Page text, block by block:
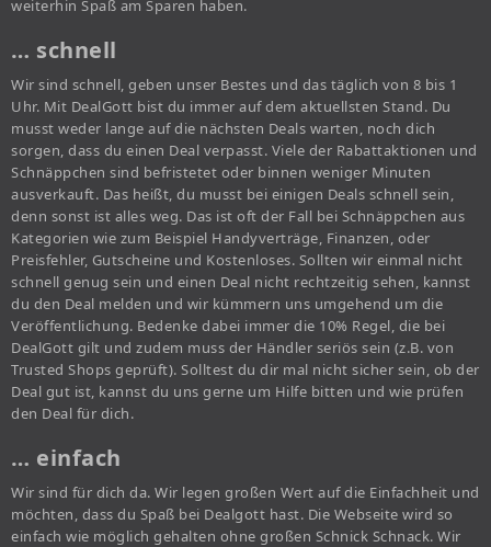
weiterhin Spaß am Sparen haben.
… schnell
Wir sind schnell, geben unser Bestes und das täglich von 8 bis 1
Uhr. Mit DealGott bist du immer auf dem aktuellsten Stand. Du
musst weder lange auf die nächsten Deals warten, noch dich
sorgen, dass du einen Deal verpasst. Viele der Rabattaktionen und
Schnäppchen sind befristetet oder binnen weniger Minuten
ausverkauft. Das heißt, du musst bei einigen Deals schnell sein,
denn sonst ist alles weg. Das ist oft der Fall bei Schnäppchen aus
Kategorien wie zum Beispiel Handyverträge, Finanzen, oder
Preisfehler, Gutscheine und Kostenloses. Sollten wir einmal nicht
schnell genug sein und einen Deal nicht rechtzeitig sehen, kannst
du den Deal melden und wir kümmern uns umgehend um die
Veröffentlichung. Bedenke dabei immer die 10% Regel, die bei
DealGott gilt und zudem muss der Händler seriös sein (z.B. von
Trusted Shops geprüft). Solltest du dir mal nicht sicher sein, ob der
Deal gut ist, kannst du uns gerne um Hilfe bitten und wie prüfen
den Deal für dich.
… einfach
Wir sind für dich da. Wir legen großen Wert auf die Einfachheit und
möchten, dass du Spaß bei Dealgott hast. Die Webseite wird so
einfach wie möglich gehalten ohne großen Schnick Schnack. Wir